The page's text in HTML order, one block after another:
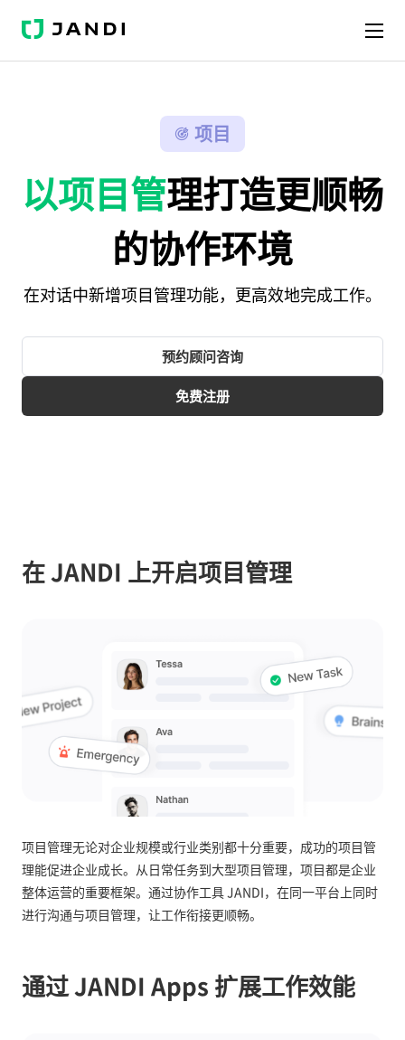
J
N
项目
以项目管理打造更顺畅
的协作环境
在对话中新增项目管理功能，更高效地完成工作。
预约顾问咨询
免费注册
在 JANDI 上开启项目管理
项目管理无论对企业规模或行业类别都十分重要，成功的项目管
理能促进企业成长。从日常任务到大型项目管理，项目都是企业
整体运营的重要框架。通过协作工具 JANDI，在同一平台上同时
进行沟通与项目管理，让工作衔接更顺畅。
通过 JANDI Apps 扩展工作效能